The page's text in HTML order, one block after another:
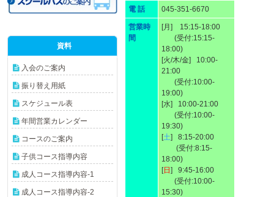
電 話 045-351-6670
営業時
間
[月] 15:15-18:00
(受付:15:15-
18:00)
[火/木/金] 10:00-
21:00
(受付:10:00-
19:00)
[水] 10:00-21:00
(受付:10:00-
19:30)
[土] 8:15-20:00
(受付:8:15-
18:00)
[日 ] 9:45-16:00
(受付:10:00-
15:30)
資料
入会のご案内
振り替え用紙
スケジュール表
年間営業カレンダー
コースのご案内
子供コース指導内容
成人コース指導内容-1
成人コース指導内容-2